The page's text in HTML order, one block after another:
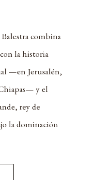
combina
la historia
—en Jerusalén,
y el
rey de
la dominación